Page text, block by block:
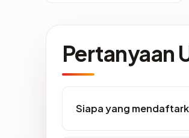
Pertanyaan
Siapa yang